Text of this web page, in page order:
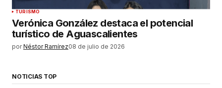
TURISMO
Verónica González destaca el potencial
turístico de Aguascalientes
por Néstor Ramírez08 de julio de 2026
NOTICIAS TOP